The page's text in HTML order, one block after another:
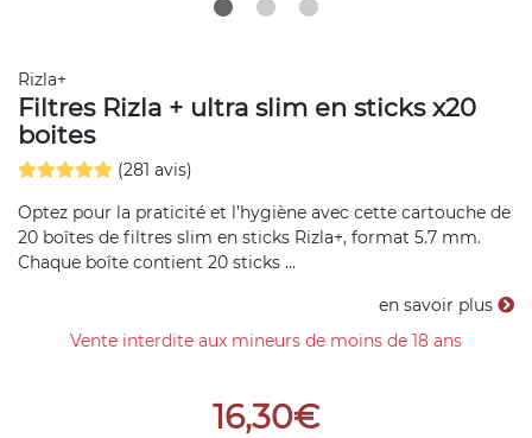
Rizla+
Filtres Rizla + ultra slim en sticks x20
boites
(281 avis)
Optez pour la praticité et l’hygiène avec cette cartouche de
20 boîtes de filtres slim en sticks Rizla+, format 5.7 mm.
Chaque boîte contient 20 sticks ...
en savoir plus
Vente interdite aux mineurs de moins de 18 ans
16,30€